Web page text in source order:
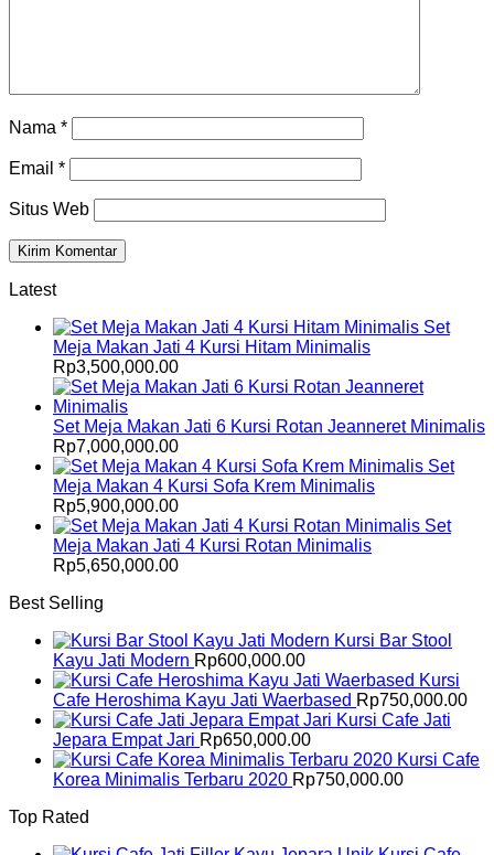
Nama *
Email *
Situs Web
Latest
Set
Meja Makan Jati 4 Kursi Hitam Minimalis
Rp3,500,000.00
Set Meja Makan Jati 6 Kursi Rotan Jeanneret Minimalis
Rp7,000,000.00
Set
Meja Makan 4 Kursi Sofa Krem Minimalis
Rp5,900,000.00
Set
Meja Makan Jati 4 Kursi Rotan Minimalis
Rp5,650,000.00
Best Selling
Kursi Bar Stool
Kayu Jati Modern Rp600,000.00
Kursi
Cafe Heroshima Kayu Jati Waerbased Rp750,000.00
Kursi Cafe Jati
Jepara Empat Jari Rp650,000.00
Kursi Cafe
Korea Minimalis Terbaru 2020 Rp750,000.00
Top Rated